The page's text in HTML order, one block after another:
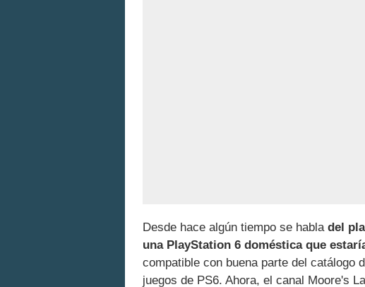
Desde hace algún tiempo se habla del
una PlayStation 6 doméstica que
compatible con buena parte del catálogo
juegos de PS6. Ahora, el canal Moore's